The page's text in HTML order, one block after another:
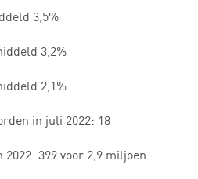
3,5%
3,2%
2,1%
in juli 2022: 18
2022: 399 voor 2,9 miljoen